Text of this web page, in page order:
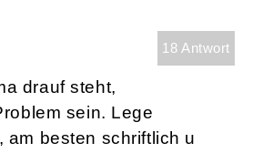
18 Antwort
drauf steht,
sein. Lege
am besten schriftlich u